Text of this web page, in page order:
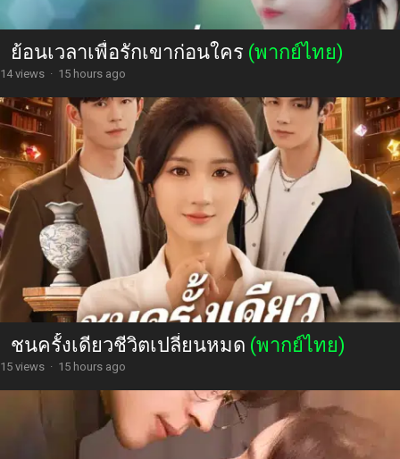
ย้อนเวลาเพื่อรักเขาก่อนใคร (พากย์ไทย)
14 views · 15 hours ago
ชนครั้งเดียวชีวิตเปลี่ยนหมด (พากย์ไทย)
15 views · 15 hours ago